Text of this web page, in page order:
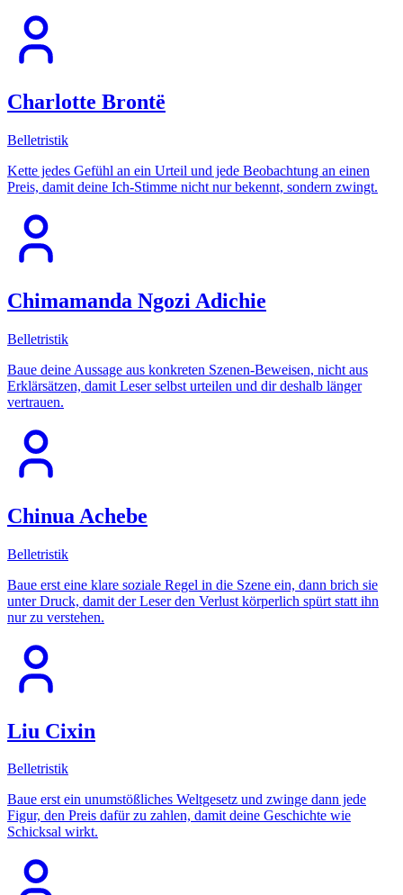
Charlotte Brontë
Belletristik
Kette jedes Gefühl an ein Urteil und jede Beobachtung an einen
Preis, damit deine Ich-Stimme nicht nur bekennt, sondern zwingt.
Chimamanda Ngozi Adichie
Belletristik
Baue deine Aussage aus konkreten Szenen-Beweisen, nicht aus
Erklärsätzen, damit Leser selbst urteilen und dir deshalb länger
vertrauen.
Chinua Achebe
Belletristik
Baue erst eine klare soziale Regel in die Szene ein, dann brich sie
unter Druck, damit der Leser den Verlust körperlich spürt statt ihn
nur zu verstehen.
Liu Cixin
Belletristik
Baue erst ein unumstößliches Weltgesetz und zwinge dann jede
Figur, den Preis dafür zu zahlen, damit deine Geschichte wie
Schicksal wirkt.